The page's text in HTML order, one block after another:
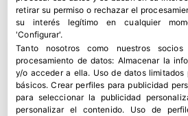
retirar su permiso o rechazar el
su interés legítimo en cualquier
'Configurar'.
Tanto nosotros como nuestros
procesamiento de datos: Almacenar la
y/o acceder a ella. Uso de datos
básicos.Crear perfiles para publicidad
para seleccionar la publicidad
personalizar el contenido. Uso de